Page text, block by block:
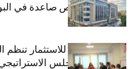
فاعل رائد بفرص صاعدة في
(+34.8%)
الهيئة التونسية للاستثمار تنظم
والعشرين للمجلس